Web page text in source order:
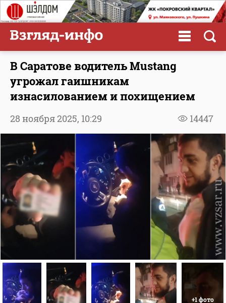
В Саратове водитель Mustang
угрожал гаишникам
изнасилованием и похищением
14447
28 ноября 2025, 10:29
+1 фото